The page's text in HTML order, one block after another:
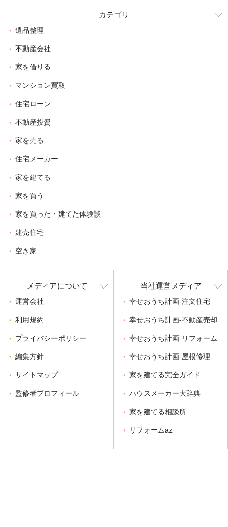
カテゴリ
遺品整理
不動産会社
家を借りる
マンション買取
住宅ローン
不動産投資
家を売る
住宅メーカー
家を建てる
家を買う
家を買った・建てた体験談
建売住宅
空き家
メディアについて
運営会社
利用規約
プライバシーポリシー
編集方針
サイトマップ
監修者プロフィール
当社運営メディア
幸せおうち計画-注文住宅
幸せおうち計画-不動産売却
幸せおうち計画-リフォーム
幸せおうち計画-屋根修理
家を建てる完全ガイド
ハウスメーカー大辞典
家を建てる相談所
リフォームaz